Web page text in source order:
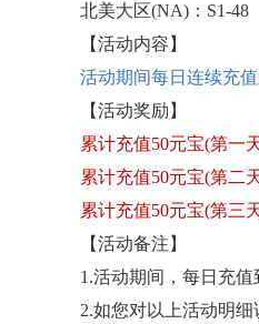
北美大区(NA)：S1-48
【活动内容】
活动期间每日连续充
【活动奖励】
累计充值50元宝(第一
累计充值50元宝(第二
累计充值50元宝(第三
【活动备注】
1.活动期间，每日充
2.如您对以上活动明